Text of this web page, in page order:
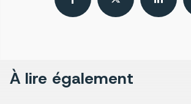
À lire également